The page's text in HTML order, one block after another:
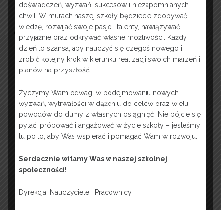
OFERTA EDUKACYJNA 2026
doświadczeń, wyzwań, sukcesów i niezapomnianych
chwil. W murach naszej szkoły będziecie zdobywać
wiedzę, rozwijać swoje pasje i talenty, nawiązywać
przyjaźnie oraz odkrywać własne możliwości. Każdy
dzień to szansa, aby nauczyć się czegoś nowego i
zrobić kolejny krok w kierunku realizacji swoich marzeń i
planów na przyszłość.
Życzymy Wam odwagi w podejmowaniu nowych
wyzwań, wytrwałości w dążeniu do celów oraz wielu
powodów do dumy z własnych osiągnięć. Nie bójcie się
pytać, próbować i angażować w życie szkoły – jesteśmy
tu po to, aby Was wspierać i pomagać Wam w rozwoju.
Serdecznie witamy Was w naszej szkolnej
społeczności!
Dyrekcja, Nauczyciele i Pracownicy